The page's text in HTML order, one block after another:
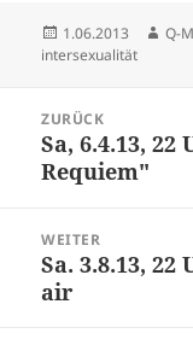
Veröffentlicht
am
1.06.2013 Q-
intersexualität
ZURÜCK
Vorheriger
Beitrag:
Sa, 6.4.13,
Requiem"
WEITER
Nächster
Beitrag:
Sa. 3.8.13,
air